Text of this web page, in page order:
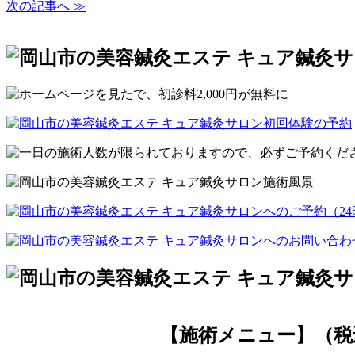
次の記事へ ≫
【施術メニュー】（